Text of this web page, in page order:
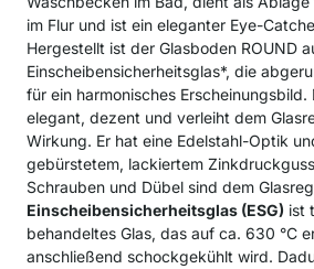
im Flur und ist ein eleganter Eye-
Hergestellt ist der Glasboden ROUND
Einscheibensicherheitsglas*, die
für ein harmonisches Erscheinungsbild.
elegant, dezent und verleiht dem
Wirkung. Er hat eine Edelstahl-Optik
gebürstetem, lackiertem
Schrauben und Dübel sind dem
Einscheibensicherheitsglas (ESG) ist
behandeltes Glas, das auf ca. 630 °C
anschließend schockgekühlt wird.